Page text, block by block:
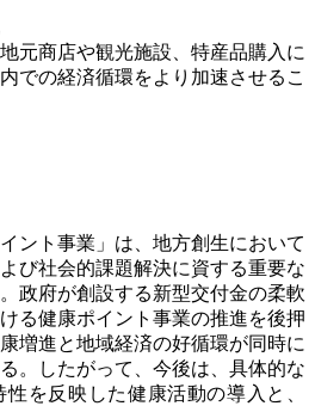
元商店や観光施設、特産品購入に
での経済循環をより加速させるこ
ント事業」は、地方創生において
び社会的課題解決に資する重要な
政府が創設する新型交付金の柔軟
る健康ポイント事業の推進を後押
増進と地域経済の好循環が同時に
。したがって、今後は、具体的な
を反映した健康活動の導入と、